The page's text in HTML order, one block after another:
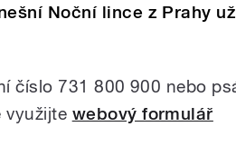
Noční lince z Prahy
číslo 731 800 900 nebo
využijte webový formulář